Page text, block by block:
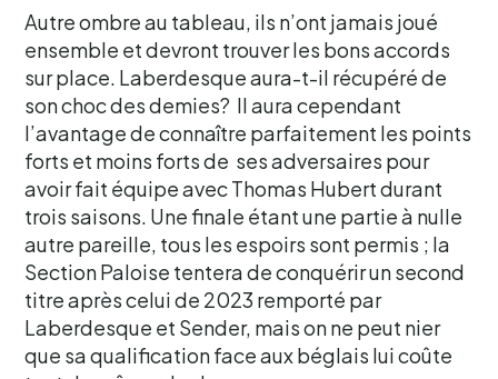
Autre ombre au tableau, ils n’ont jamais joué
ensemble et devront trouver les bons accords
sur place. Laberdesque aura-t-il récupéré de
son choc des demies? ll aura cependant
l’avantage de connaître parfaitement les points
forts et moins forts de ses adversaires pour
avoir fait équipe avec Thomas Hubert durant
trois saisons. Une finale étant une partie à nulle
autre pareille, tous les espoirs sont permis ; la
Section Paloise tentera de conquérir un second
titre après celui de 2023 remporté par
Laberdesque et Sender, mais on ne peut nier
que sa qualification face aux béglais lui coûte